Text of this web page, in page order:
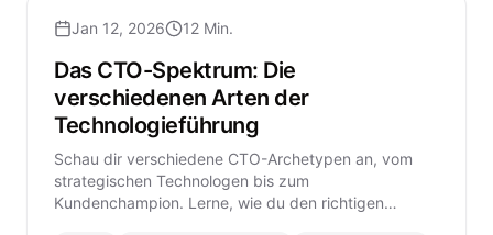
Jan 12, 2026 12 Min.
Das CTO-Spektrum: Die
verschiedenen Arten der
Technologieführung
Schau dir verschiedene CTO-Archetypen an, vom
strategischen Technologen bis zum
Kundenchampion. Lerne, wie du den richtigen